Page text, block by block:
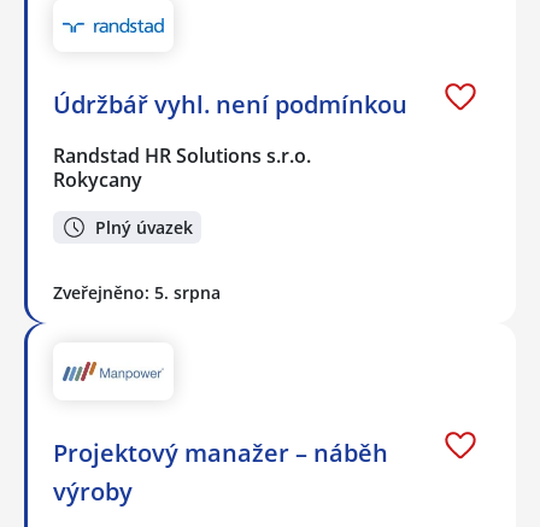
Údržbář vyhl. není podmínkou
Randstad HR Solutions s.r.o.
Rokycany
Plný úvazek
Zveřejněno: 5. srpna
Projektový manažer – náběh
výroby